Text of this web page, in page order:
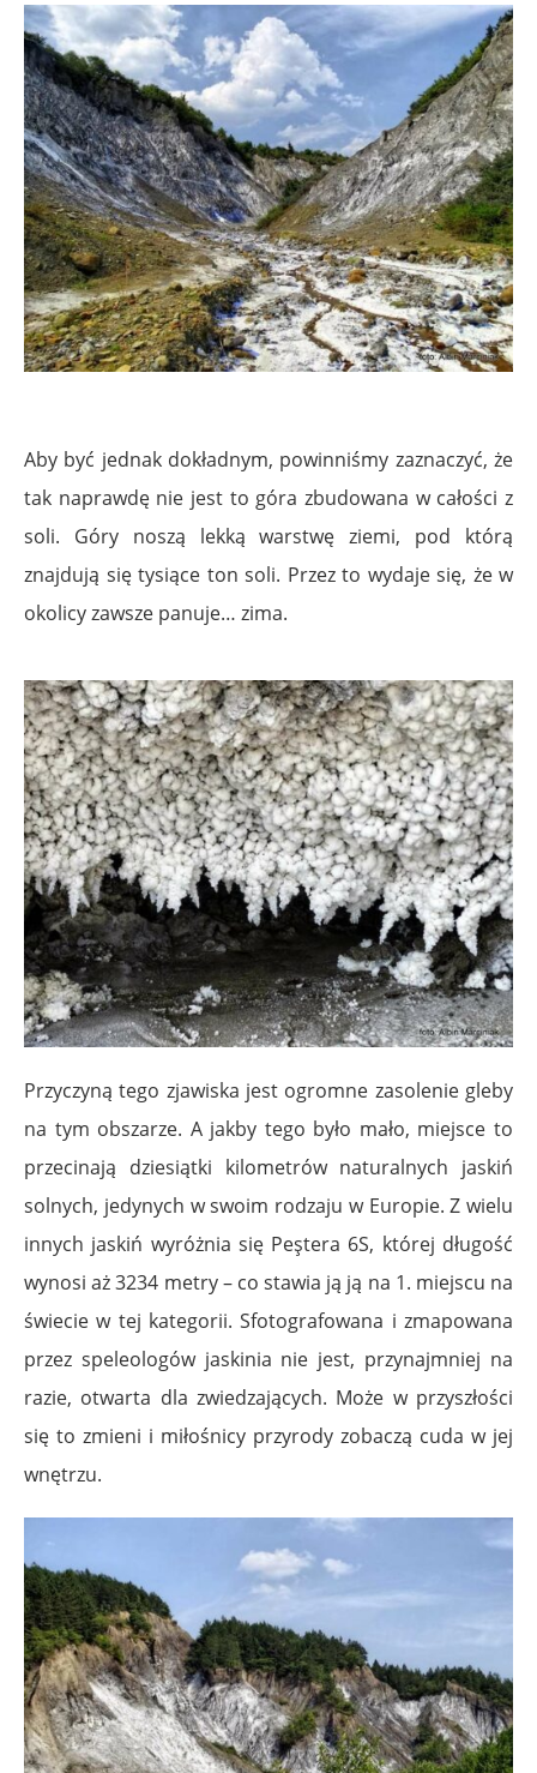
Aby być jednak dokładnym, powinniśmy zaznaczyć, że
tak naprawdę nie jest to góra zbudowana w całości z
soli. Góry noszą lekką warstwę ziemi, pod którą
znajdują się tysiące ton soli. Przez to wydaje się, że w
okolicy zawsze panuje… zima.
Przyczyną tego zjawiska jest ogromne zasolenie gleby
na tym obszarze. A jakby tego było mało, miejsce to
przecinają dziesiątki kilometrów naturalnych jaskiń
solnych, jedynych w swoim rodzaju w Europie. Z wielu
innych jaskiń wyróżnia się Peştera 6S, której długość
wynosi aż 3234 metry – co stawia ją ją na 1. miejscu na
świecie w tej kategorii. Sfotografowana i zmapowana
przez speleologów jaskinia nie jest, przynajmniej na
razie, otwarta dla zwiedzających. Może w przyszłości
się to zmieni i miłośnicy przyrody zobaczą cuda w jej
wnętrzu.